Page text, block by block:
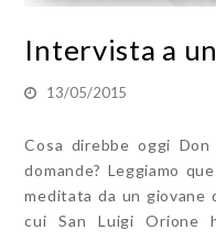
Intervista a
13/05/2015
Cosa direbbe oggi
domande? Leggiamo
meditata da un giovane
cui San Luigi Orione